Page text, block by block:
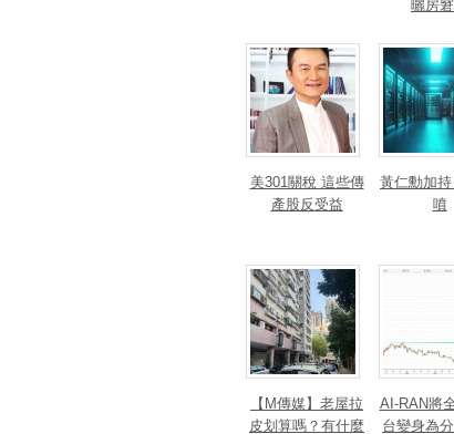
曬房
美301關稅 這些傳
產股反受益
黃仁勳加
噴
【M傳媒】老屋拉
皮划算嗎？有什麼
AI-RAN將
台變身為